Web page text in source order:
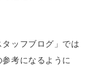
ッフブログ」では
考になるように